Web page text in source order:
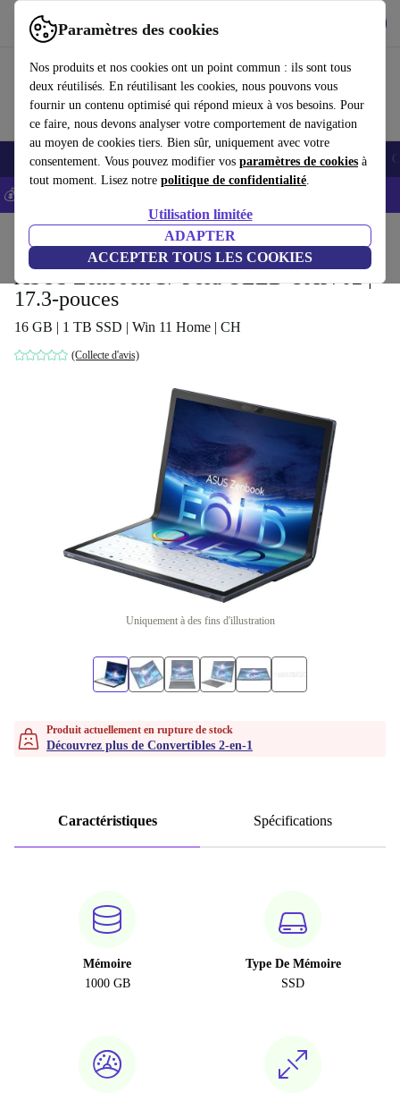
Paramètres des cookies
Nos produits et nos cookies ont un point commun : ils sont tous
deux réutilisés. En réutilisant les cookies, nous pouvons vous
fournir un contenu optimisé qui répond mieux à vos besoins. Pour
ce faire, nous devons analyser votre comportement de navigation
au moyen de cookies tiers. Bien sûr, uniquement avec votre
consentement. Vous pouvez modifier vos paramètres de cookies à
tout moment. Lisez notre politique de confidentialité.
Utilisation limitée
ADAPTER
ACCEPTER TOUS LES COOKIES
Utilisez refurbed rapidement et facilement
Smartphones Laptops Tablettes Montres connectées Accessoires
💰-5% EXTRA sur les iPhones – Code: IPHONEDEAL -
Ordinateurs portables Convertibles 2-en-1
ASUS Zenbook 17 Fold OLED UX9702 |
17.3-pouces
16 GB | 1 TB SSD | Win 11 Home | CH
(Collecte d'avis)
Uniquement à des fins d'illustration
Produit actuellement en rupture de stock
Découvrez plus de Convertibles 2-en-1
Caractéristiques Spécifications
Mémoire
1000 GB
Type De Mémoire
SSD